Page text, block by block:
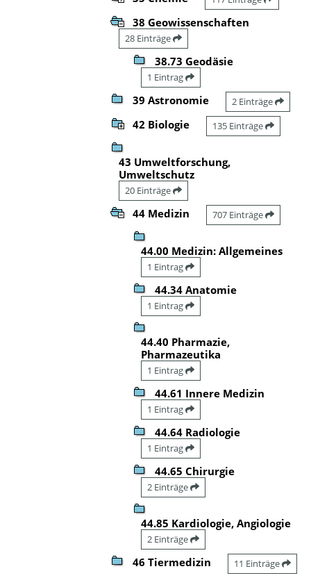
38 Geowissenschaften
28 Einträge
38.73 Geodäsie
1 Eintrag
39 Astronomie 2 Einträge
42 Biologie 135 Einträge
43 Umweltforschung,
Umweltschutz
20 Einträge
44 Medizin 707 Einträge
44.00 Medizin: Allgemeines
1 Eintrag
44.34 Anatomie
1 Eintrag
44.40 Pharmazie,
Pharmazeutika
1 Eintrag
44.61 Innere Medizin
1 Eintrag
44.64 Radiologie
1 Eintrag
44.65 Chirurgie
2 Einträge
44.85 Kardiologie, Angiologie
2 Einträge
46 Tiermedizin 11 Einträge